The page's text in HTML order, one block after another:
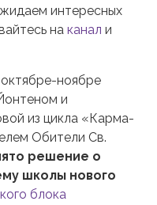
интересных
на канал и
ноябре
и
из цикла «Карма-
Обители Св.
решение о
школы нового
блока